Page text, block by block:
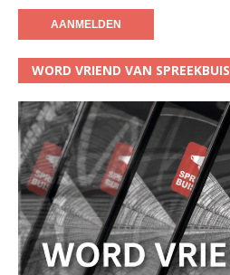
WORD VRIEND VAN SPREEKBUIS